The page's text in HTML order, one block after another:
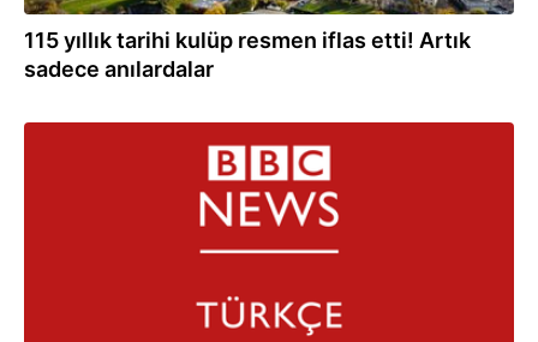
115 yıllık tarihi kulüp resmen iflas etti! Artık
sadece anılardalar